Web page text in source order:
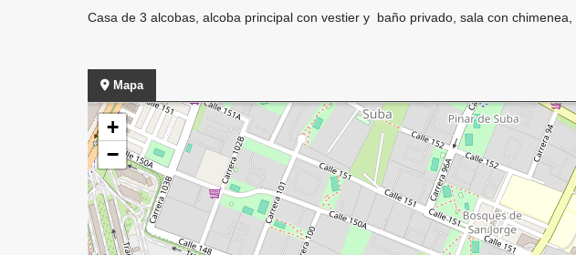
Casa de 3 alcobas, alcoba principal con vestier y baño privado, sala con
Mapa
+
−